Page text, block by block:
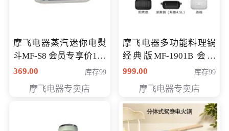
摩飞电器蒸汽迷你电熨
斗MF-S8 会员专享价168
元
369.00 库存99
摩飞电器专卖店
摩飞电器多功能料理锅
经典版MF-1901B 会员
专享价399元
999.00 库存99
摩飞电器专卖店